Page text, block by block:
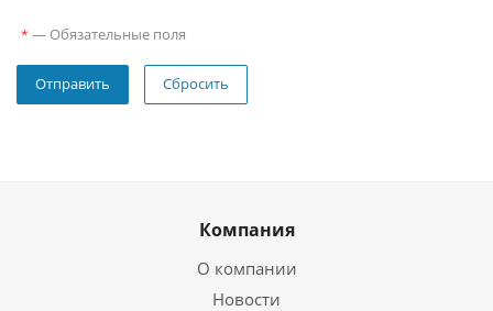
* — Обязательные поля
Сбросить
Компания
О компании
Новости